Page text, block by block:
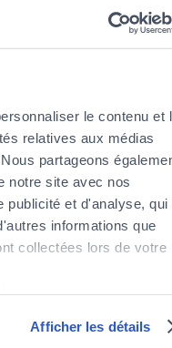
le contenu et
relatives aux médias
partageons
notre site avec nos
publicité et d'analyse, qui
informations que
collectées lors de votre
Afficher les détails
Nähe des
Kirchberg
Limpertsberg
Ville-Haute
Hollerich
Weimerskirch
Mühlenbach
Beggen